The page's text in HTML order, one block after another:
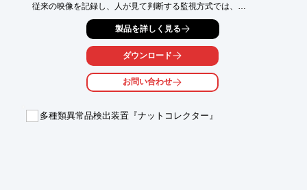
従来の映像を記録し、人が見て判断する監視方式では、
・異常発生後に確認する受け身の運用になり、未然防止が難しい
・人手不足により見逃しが増える
・夜間・悪天候・逆光、草木による見落としが起きやすい
といった課題がありました。
3D画像解析による距離検知と動体解析を組み合わせ、
必要な対象を確実に捉え、赤外線・レーザー方式で多かった誤報
製品を詳しく見る
ダウンロード
お問い合わせ
多種類異常品検出装置『ナットコレクター』